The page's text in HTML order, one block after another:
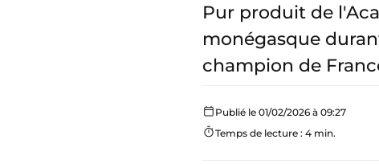
Pur produit de
monégasque
champion de
Publié le 01/02/2026 à 09:27
Temps de lecture : 4 min.